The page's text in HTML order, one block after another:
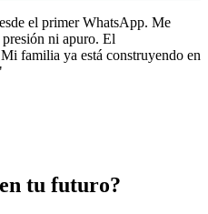
el primer WhatsApp. Me
ni apuro. El
familia ya está construyendo en
tu futuro?